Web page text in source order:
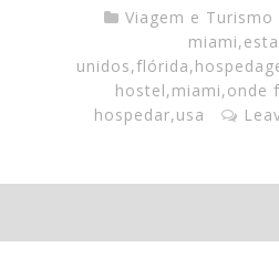
Viagem e Turismo
miami,
unidos,flórida,
hostel,miami,onde
hospedar,usa